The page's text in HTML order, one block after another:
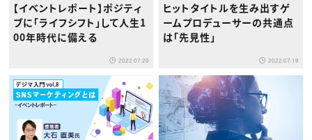
【イベントレポート】ポジティ
ブに「ライフシフト」して人生1
00年時代に備える
2022.07.20
ヒットタイトルを生み出すゲ
ームプロデューサーの共通点
は「先見性」
2022.07.19